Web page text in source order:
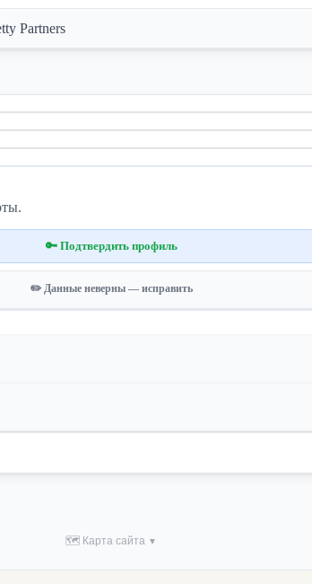
Partners
🔑 Подтвердить профиль
✏️ Данные неверны — исправить
🗺 Карта сайта ▼